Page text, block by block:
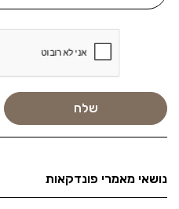
נושאי מאמרי פונדקאות